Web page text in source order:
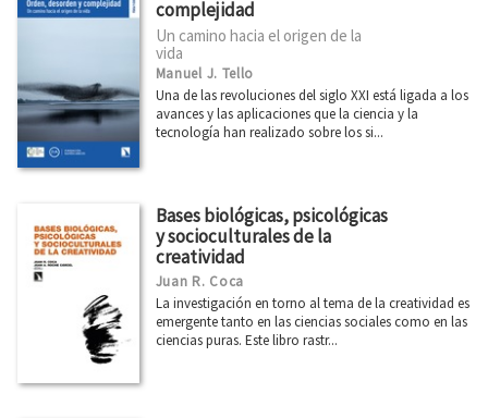
complejidad
Un camino hacia el origen de la
vida
Manuel J. Tello
Una de las revoluciones del siglo XXI está ligada a los
avances y las aplicaciones que la ciencia y la
tecnología han realizado sobre los si...
Bases biológicas, psicológicas
y socioculturales de la
creatividad
Juan R. Coca
La investigación en torno al tema de la creatividad es
emergente tanto en las ciencias sociales como en las
ciencias puras. Este libro rastr...